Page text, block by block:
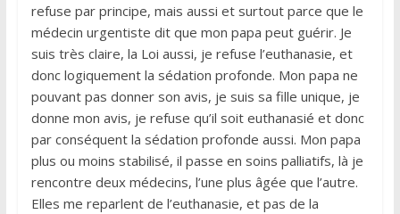
refuse par principe, mais aussi et surtout parce que le
médecin urgentiste dit que mon papa peut guérir. Je
suis très claire, la Loi aussi, je refuse l’euthanasie, et
donc logiquement la sédation profonde. Mon papa ne
pouvant pas donner son avis, je suis sa fille unique, je
donne mon avis, je refuse qu’il soit euthanasié et donc
par conséquent la sédation profonde aussi. Mon papa
plus ou moins stabilisé, il passe en soins palliatifs, là je
rencontre deux médecins, l’une plus âgée que l’autre.
Elles me reparlent de l’euthanasie, et pas de la